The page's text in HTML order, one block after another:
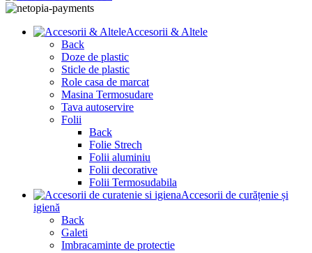
Accesorii & Altele
Back
Doze de plastic
Sticle de plastic
Role casa de marcat
Masina Termosudare
Tava autoservire
Folii
Back
Folie Strech
Folii aluminiu
Folii decorative
Folii Termosudabila
Accesorii de curățenie și
igienă
Back
Galeti
Imbracaminte de protectie